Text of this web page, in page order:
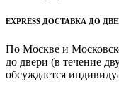
EXPRESS ДОСТАВКА ДО
По Москве и
до двери (в течение
обсуждается